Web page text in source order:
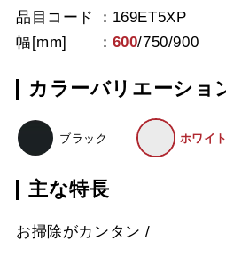
品目コード
169ET5XP
幅[mm]
600/750/900
カラーバリエーショ
ブラック ホワイト
主な特長
お掃除がカンタン